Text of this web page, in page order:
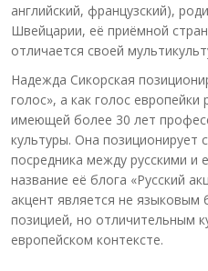
английский, французский),
Швейцарии, её приёмной
отличается своей
Надежда Сикорская
голос», а как голос европейки
имеющей более 30 лет
культуры. Она позиционирует
посредника между русскими и
название её блога «Русский
акцент является не языковым
позицией, но отличительным
европейском контексте.